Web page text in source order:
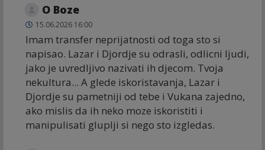
O Boze
15.06.2026 16:00
Imam transfer neprijatnosti od toga sto si
napisao. Lazar i Djordje su odrasli, odlicni ljudi,
jako je uvredljivo nazivati ih djecom. Tvoja
nekultura... A glede iskoristavanja, Lazar i
Djordje su pametniji od tebe i Vukana zajedno,
ako mislis da ih neko moze iskoristiti i
manipulisati gluplji si nego sto izgledas.